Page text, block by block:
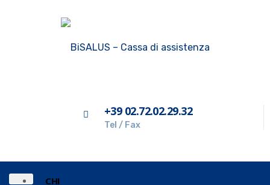
+39 02.72.02.29.32
Tel / Fax
CHI